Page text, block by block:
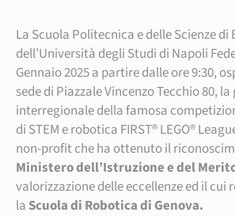
La Scuola Politecnica e delle Scienze di
dell’Università degli Studi di Napoli
Gennaio 2025 a partire dalle ore 9:30,
sede di Piazzale Vincenzo Tecchio 80, la
interregionale della famosa
di STEM e robotica FIRST® LEGO®
non-profit che ha ottenuto il
Ministero dell’Istruzione e del
valorizzazione delle eccellenze ed il cui
la Scuola di Robotica di Genova.